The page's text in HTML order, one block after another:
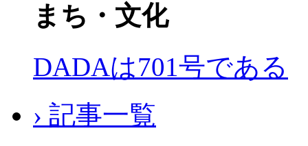
まち・文化
DADAは701号である
› 記事一覧